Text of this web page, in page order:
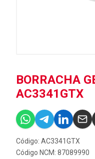
BORRACHA
AC3341GTX
Código: AC3341GTX
Código NCM: 87089990